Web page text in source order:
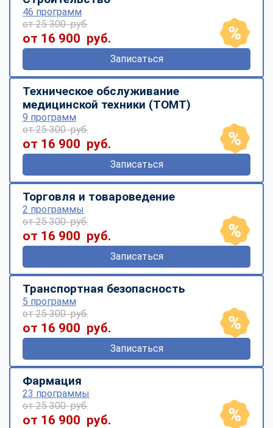
46 программ
от 25 300 руб.
от 16 900 руб.
Записаться
Техническое обслуживание
медицинской техники (ТОМТ)
9 программ
от 25 300 руб.
от 16 900 руб.
Записаться
Торговля и товароведение
2 программы
от 25 300 руб.
от 16 900 руб.
Записаться
Транспортная безопасность
5 программ
от 25 300 руб.
от 16 900 руб.
Записаться
Фармация
23 программы
от 25 300 руб.
от 16 900 руб.